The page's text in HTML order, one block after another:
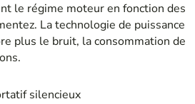
le régime moteur en fonction des
La technologie de puissance
plus le bruit, la consommation de
silencieux